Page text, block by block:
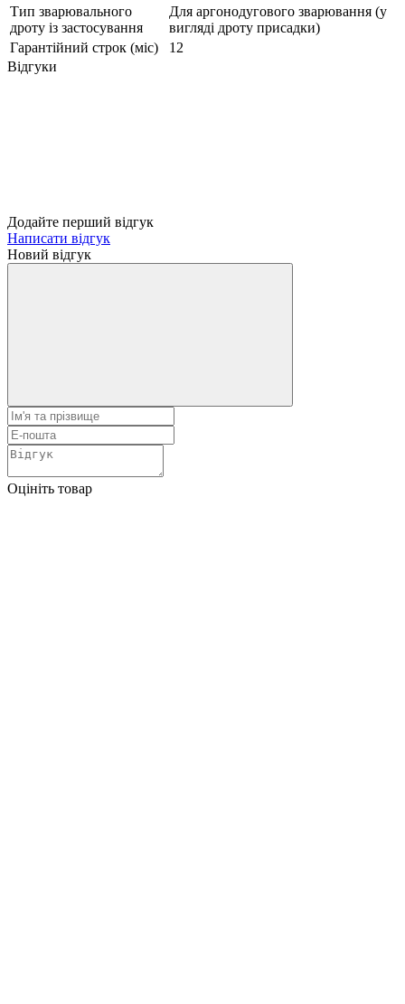
Тип зварювального
дроту із застосування
Для аргонодугового зварювання (у
вигляді дроту присадки)
Гарантійний строк (міс)
12
Відгуки
Додайте перший відгук
Написати відгук
Новий відгук
Оцініть товар